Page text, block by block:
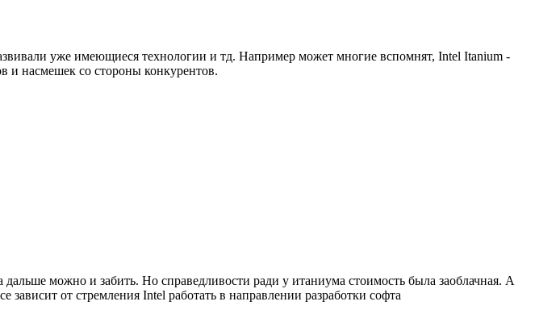
уже имеющиеся технологии и тд. Например может многие вспомнят, Intel Itanium -
и насмешек со стороны конкурентов.
можно и забить. Но справедливости ради у итаниума стоимость была заоблачная. А
от стремления Intel работать в направлении разработки софта